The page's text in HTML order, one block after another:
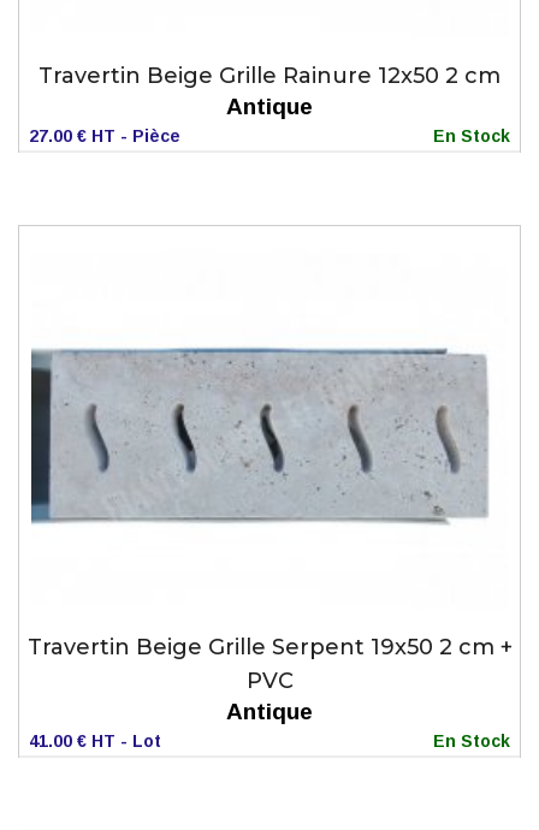
Travertin Beige Grille Rainure 12x50 2 cm
Antique
27.00 € HT - Pièce En Stock
Travertin Beige Grille Serpent 19x50 2 cm +
PVC
Antique
41.00 € HT - Lot En Stock